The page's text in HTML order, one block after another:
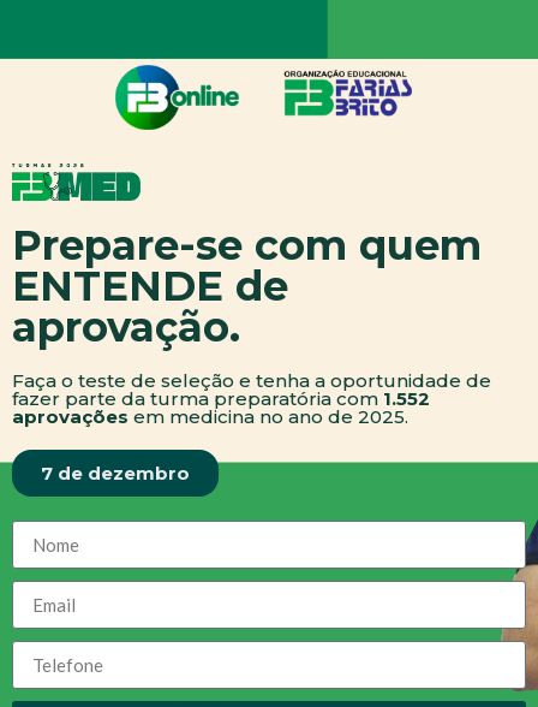
Prepare-se com quem
ENTENDE de
aprovação.
Faça o teste de seleção e tenha a oportunidade de
fazer parte da turma preparatória com 1.552
aprovações em medicina no ano de 2025.
7 de dezembro